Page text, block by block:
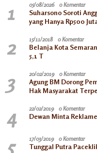
1 05/08/2026 0 Komentar
Suharsono Soroti
yang Hanya Rp500
2 15/11/2018 0 Komentar
Belanja Kota
5,1 T
3 20/02/2019 0 Komentar
Agung BM Dorong
Hak Masyarakat
4 22/02/2019 0 Komentar
Dewan Minta
5 17/03/2019 0 Komentar
Tunggal Putra